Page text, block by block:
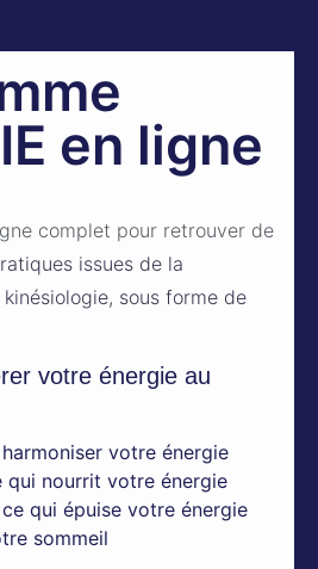
en ligne
complet pour retrouver de
issues de la
sous forme de
votre énergie au
votre énergie
qui nourrit votre énergie
qui épuise votre énergie
sommeil